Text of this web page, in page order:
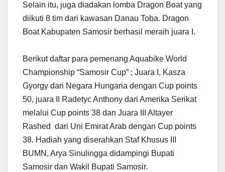
Selain itu, juga diadakan lomba Dragon Boat yang
diikuti 8 tim dari kawasan Danau Toba. Dragon
Boat Kabupaten Samosir berhasil meraih juara I.
Berikut daftar para pemenang Aquabike World
Championship “Samosir Cup” ; Juara I, Kasza
Gyorgy dari Negara Hungaria dengan Cup points
50, juara II Radetyc Anthony dari Amerika Serikat
melalui Cup points 38 dan Juara III Altayer
Rashed dari Uni Emirat Arab dengan Cup points
38. Hadiah yang diserahkan Staf Khusus III
BUMN, Arya Sinulingga didampingi Bupati
Samosir dan Wakil Bupati Samosir.